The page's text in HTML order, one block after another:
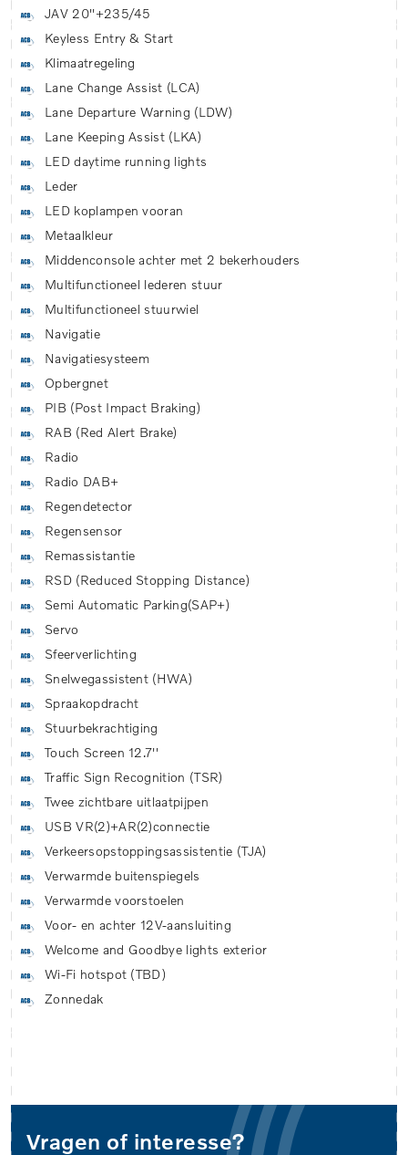
JAV 20''+235/45
Keyless Entry & Start
Klimaatregeling
Lane Change Assist (LCA)
Lane Departure Warning (LDW)
Lane Keeping Assist (LKA)
LED daytime running lights
Leder
LED koplampen vooran
Metaalkleur
Middenconsole achter met 2 bekerhouders
Multifunctioneel lederen stuur
Multifunctioneel stuurwiel
Navigatie
Navigatiesysteem
Opbergnet
PIB (Post Impact Braking)
RAB (Red Alert Brake)
Radio
Radio DAB+
Regendetector
Regensensor
Remassistantie
RSD (Reduced Stopping Distance)
Semi Automatic Parking(SAP+)
Servo
Sfeerverlichting
Snelwegassistent (HWA)
Spraakopdracht
Stuurbekrachtiging
Touch Screen 12.7''
Traffic Sign Recognition (TSR)
Twee zichtbare uitlaatpijpen
USB VR(2)+AR(2)connectie
Verkeersopstoppingsassistentie (TJA)
Verwarmde buitenspiegels
Verwarmde voorstoelen
Voor- en achter 12V-aansluiting
Welcome and Goodbye lights exterior
Wi-Fi hotspot (TBD)
Zonnedak
Vragen of interesse?